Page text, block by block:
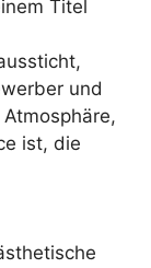
Titel
und
ist, die